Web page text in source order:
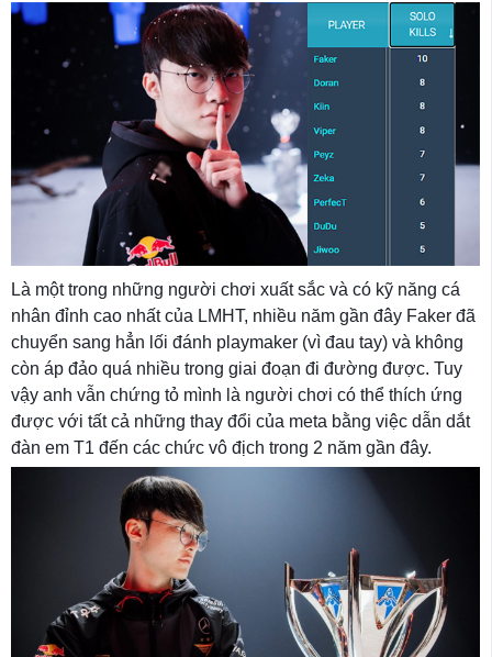
Là một trong những người chơi xuất sắc và có kỹ năng cá
nhân đỉnh cao nhất của LMHT, nhiều năm gần đây Faker đã
chuyển sang hẳn lối đánh playmaker (vì đau tay) và không
còn áp đảo quá nhiều trong giai đoạn đi đường được. Tuy
vậy anh vẫn chứng tỏ mình là người chơi có thể thích ứng
được với tất cả những thay đổi của meta bằng việc dẫn dắt
đàn em T1 đến các chức vô địch trong 2 năm gần đây.